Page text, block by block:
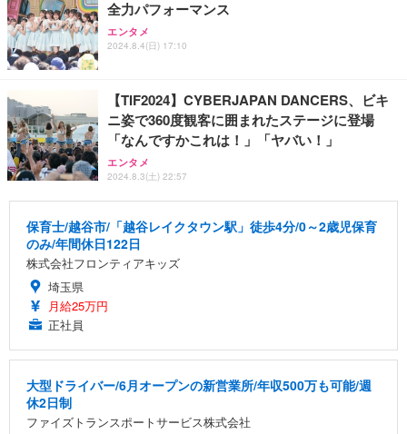
全力パフォーマンス
エンタメ
2024.8.4(日) 17:10
【TIF2024】CYBERJAPAN DANCERS、ビキ
ニ姿で360度観客に囲まれたステージに登場
「なんですかこれは！」「ヤバい！」
エンタメ
2024.8.3(土) 22:57
保育士/越谷市/「越谷レイクタウン駅」徒歩4分/0～2歳児保育
のみ/年間休日122日
株式会社フロンティアキッズ
埼玉県
月給25万円
正社員
大型ドライバー/6月オープンの新営業所/年収500万も可能/週
休2日制
ファイズトランスポートサービス株式会社